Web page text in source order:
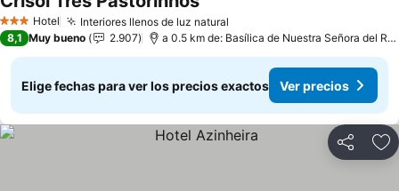
3 Estrellas
Hotel Interiores llenos de luz natural
Ver precios
8,1 Muy bueno 2.907 a 0.5 km de: Basílica de Nuestra Señora del
Elige fechas para ver los precios exactos Ver precios
Compartir